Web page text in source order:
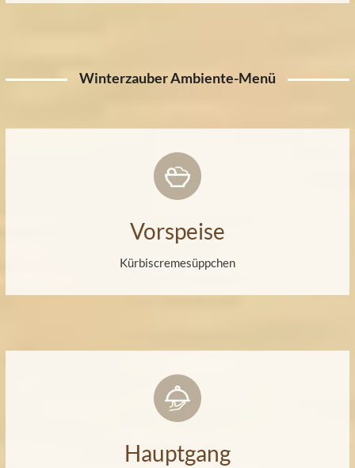
Winterzauber Ambiente-Menü
Vorspeise
Kürbiscremesüppchen
Hauptgang